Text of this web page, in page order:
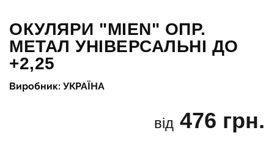
ОКУЛЯРИ "MIEN" ОПР.
МЕТАЛ УНІВЕРСАЛЬНІ ДО
+2,25
Виробник: УКРАЇНА
від 476 грн.